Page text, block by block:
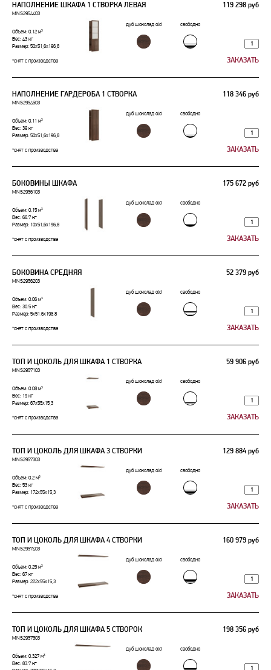
НАПОЛНЕНИЕ ШКАФА 1 СТВОРКА ЛЕВАЯ 119 298 руб
MNS2954403
дуб шоколад old
свободно
Объем: 0.12 м³
Вес: 43 кг
Размер: 50x51,6x196,8
*снят с производства
НАПОЛНЕНИЕ ГАРДЕРОБА 1 СТВОРКА 118 346 руб
MNS2954503
дуб шоколад old
свободно
Объем: 0.11 м³
Вес: 39 кг
Размер: 50x51,6x196,8
*снят с производства
БОКОВИНЫ ШКАФА 175 672 руб
MNS2956103
дуб шоколад old
свободно
Объем: 0.15 м³
Вес: 66.7 кг
Размер: 10x51,6x196,8
*снят с производства
БОКОВИНА СРЕДНЯЯ 52 379 руб
MNS2956203
дуб шоколад old
свободно
Объем: 0.06 м³
Вес: 30.5 кг
Размер: 5x51,6x196,8
*снят с производства
ТОП И ЦОКОЛЬ ДЛЯ ШКАФА 1 СТВОРКА 59 906 руб
MNS2957103
дуб шоколад old
свободно
Объем: 0.08 м³
Вес: 19 кг
Размер: 67x55x15,3
*снят с производства
ТОП И ЦОКОЛЬ ДЛЯ ШКАФА 3 СТВОРКИ 129 884 руб
MNS2957303
дуб шоколад old
свободно
Объем: 0.2 м³
Вес: 53 кг
Размер: 172x55x15,3
*снят с производства
ТОП И ЦОКОЛЬ ДЛЯ ШКАФА 4 СТВОРКИ 160 979 руб
MNS2957403
дуб шоколад old
свободно
Объем: 0.25 м³
Вес: 67 кг
Размер: 222x55x15,3
*снят с производства
ТОП И ЦОКОЛЬ ДЛЯ ШКАФА 5 СТВОРОК 198 356 руб
MNS2957503
дуб шоколад old
свободно
Объем: 0.327 м³
Вес: 83.7 кг